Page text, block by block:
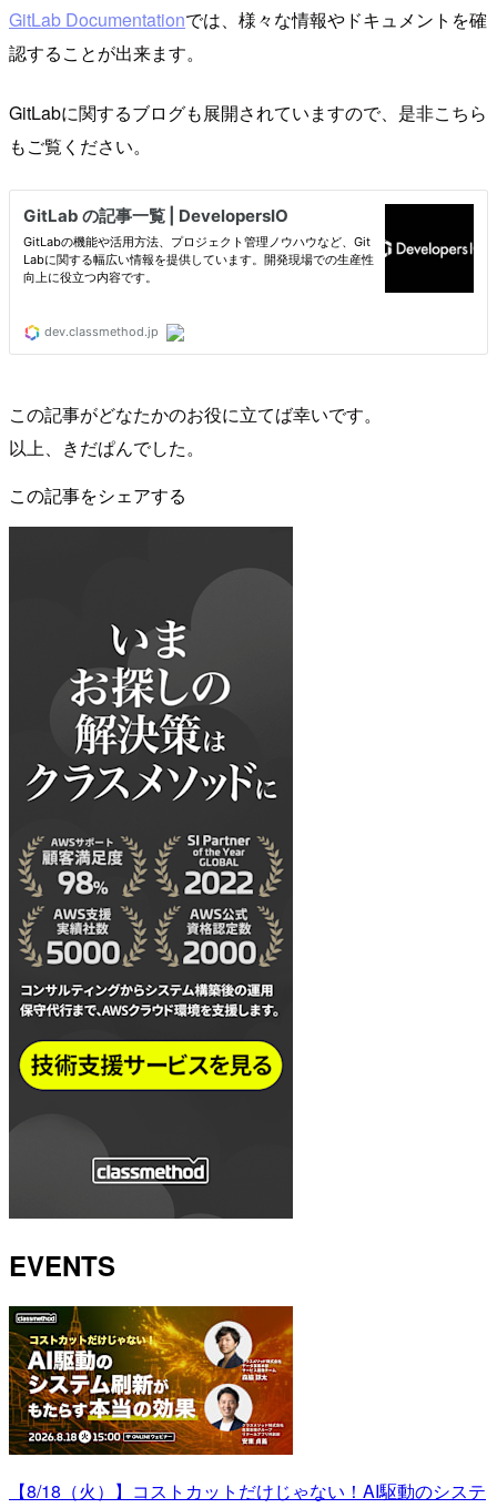
GitLab Documentationでは、様々な情報やドキュメントを確
認することが出来ます。
GitLabに関するブログも展開されていますので、是非こちら
もご覧ください。
この記事がどなたかのお役に立てば幸いです。
以上、きだぱんでした。
この記事をシェアする
EVENTS
【8/18（火）】コストカットだけじゃない！AI駆動のシステ